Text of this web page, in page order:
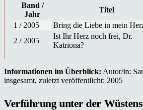
Band /
Jahr
Titel
1 / 2005
Bring die Liebe in mein
2 / 2005
Ist Ihr Herz noch frei, Dr.
Katriona?
Informationen im Überblick: Autor/in:
insgesamt, zuletzt veröffentlicht: 2005
Verführung unter der